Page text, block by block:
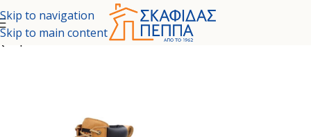
Skip to navigation
Skip to main content
σελίδα/ ΑΤΟΜΙΚΗ ΠΡΟΣΤΑΣΤΙΑ/